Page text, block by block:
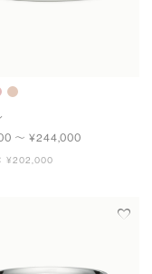
〜 ¥244,000
¥202,000